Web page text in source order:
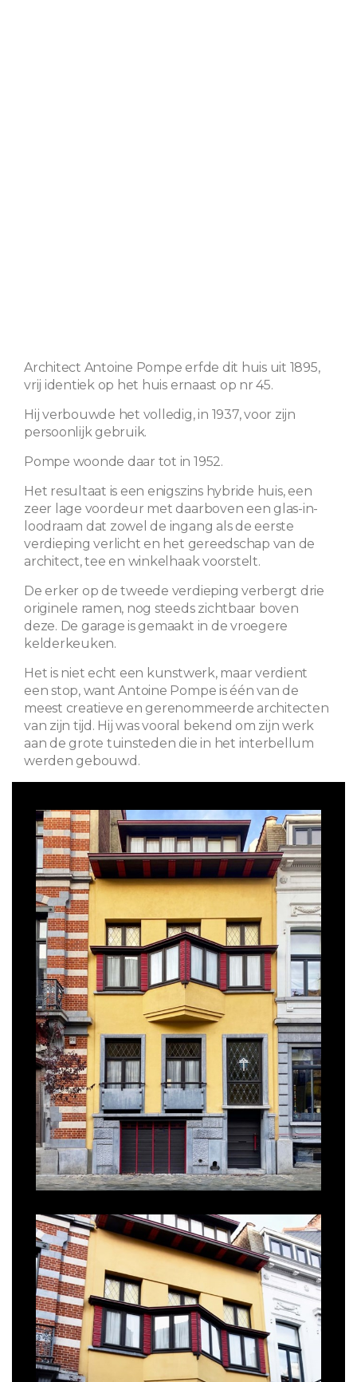
Architect Antoine Pompe erfde dit huis uit 1895,
vrij identiek op het huis ernaast op nr 45.
Hij verbouwde het volledig, in 1937, voor zijn
persoonlijk gebruik.
Pompe woonde daar tot in 1952.
Het resultaat is een enigszins hybride huis, een
zeer lage voordeur met daarboven een glas-in-
loodraam dat zowel de ingang als de eerste
verdieping verlicht en het gereedschap van de
architect, tee en winkelhaak voorstelt.
De erker op de tweede verdieping verbergt drie
originele ramen, nog steeds zichtbaar boven
deze. De garage is gemaakt in de vroegere
kelderkeuken.
Het is niet echt een kunstwerk, maar verdient
een stop, want Antoine Pompe is één van de
meest creatieve en gerenommeerde architecten
van zijn tijd. Hij was vooral bekend om zijn werk
aan de grote tuinsteden die in het interbellum
werden gebouwd.